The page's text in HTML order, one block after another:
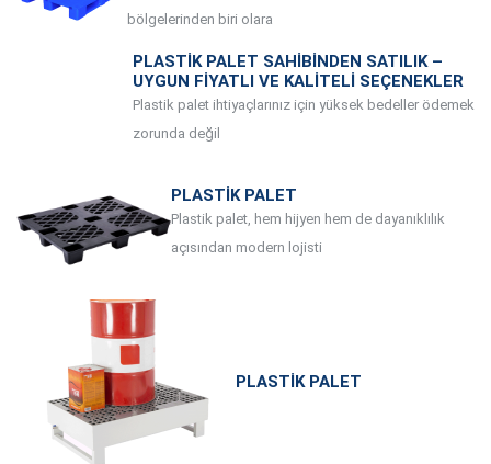
bölgelerinden biri olara
PLASTIK PALET SAHIBINDEN SATILIK –
UYGUN FIYATLI VE KALITELI SEÇENEKLER
Plastik palet ihtiyaçlarınız için yüksek bedeller ödemek
zorunda değil
PLASTIK PALET
Plastik palet, hem hijyen hem de dayanıklılık
açısından modern lojisti
PLASTIK PALET